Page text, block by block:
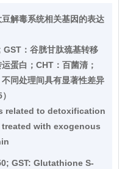
解毒系统相关基因的表达
：谷胱甘肽巯基转移
蛋白；CHT：百菌清；
同处理间具有显著性差异
related to detoxification
with exogenous
GST: Glutathione S-